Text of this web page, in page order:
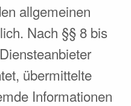
allgemeinen
Nach §§ 8 bis
übermittelte
Informationen